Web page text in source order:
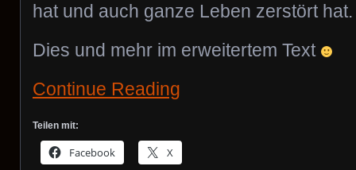
hat und auch ganze Leben zerstört hat.
Dies und mehr im erweitertem Text
Continue Reading
Teilen mit:
Facebook X